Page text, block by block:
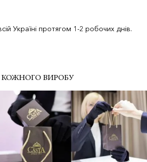
Україні протягом 1-2 робочих днів.
ВИРОБУ